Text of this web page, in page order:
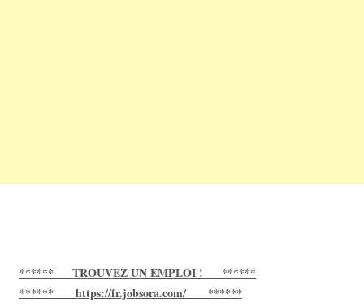
****** TROUVEZ UN EMPLOI ! ******
****** https://fr.jobsora.com/ ******